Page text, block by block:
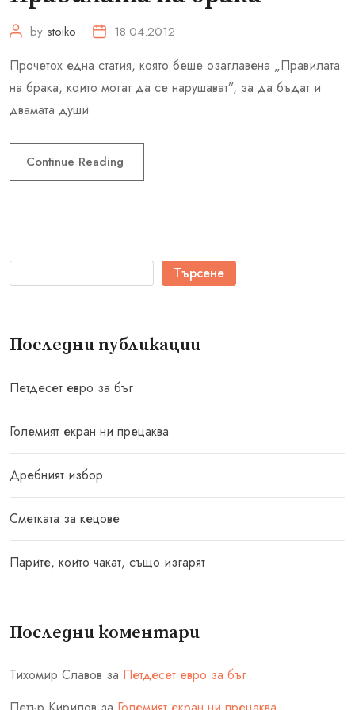
by stoiko 18.04.2012
Прочетох една статия, която беше озаглавена „Правилата
на брака, които могат да се нарушават”, за да бъдат и
двамата души
Continue Reading
Търсене
Последни публикации
Петдесет евро за бъг
Големият екран ни прецаква
Дребният избор
Сметката за кецове
Парите, които чакат, също изгарят
Последни коментари
Тихомир Славов за Петдесет евро за бъг